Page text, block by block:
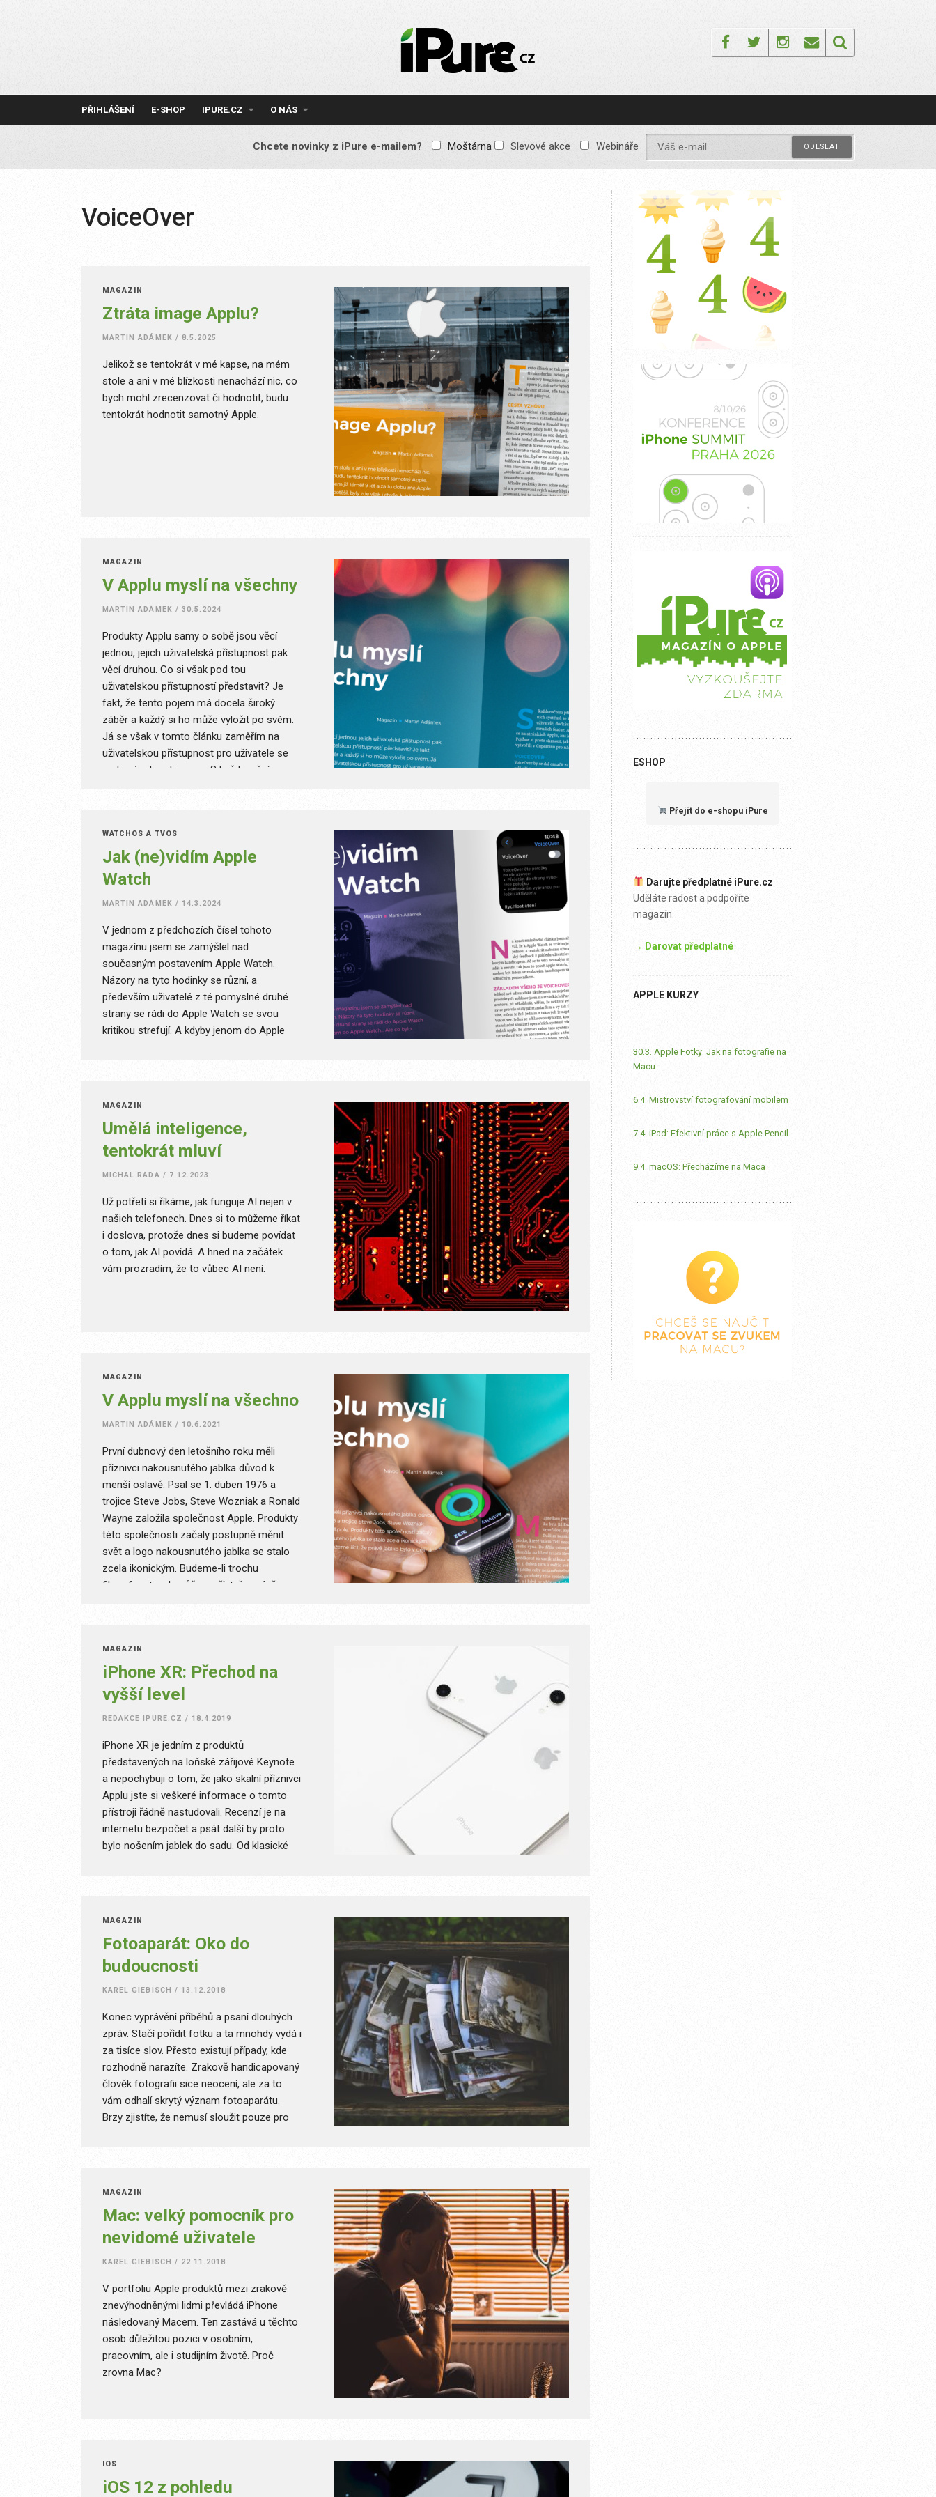
IPURE.CZ
Prémiový Apple e-
reklamy, žádné
obsah pro všechny
FacebookTwitterInstagram
Email
PŘIHLÁŠENÍ E-SHOP IPURE.CZ O NÁS
Chcete novinky z iPure e-mailem? Moštárna Slevové akce Webináře
VoiceOver
MAGAZÍN
Ztráta image Applu?
MARTIN ADÁMEK / 8.5.2025
Jelikož se tentokrát v mé kapse, na mém
stole a ani v mé blízkosti nenachází nic, co
bych mohl zrecenzovat či hodnotit, budu
tentokrát hodnotit samotný Apple.
MAGAZÍN
V Applu myslí na všechny
MARTIN ADÁMEK / 30.5.2024
Produkty Applu samy o sobě jsou věcí
jednou, jejich uživatelská přístupnost pak
věcí druhou. Co si však pod tou
uživatelskou přístupností představit? Je
fakt, že tento pojem má docela široký
záběr a každý si ho může vyložit po svém.
Já se však v tomto článku zaměřím na
uživatelskou přístupnost pro uživatele se
zrakovým handicapem. S každoročním
naznačují informace na stránkách Applu,
ani letos tomu nebude jinak. Pojďme si
proto shrnout, jaké uživatelské prostředí
vytvořili v Cupertinu pro nás „zrakáče“.
WATCHOS A TVOS
Jak (ne)vidím Apple
Watch
MARTIN ADÁMEK / 14.3.2024
V jednom z předchozích čísel tohoto
magazínu jsem se zamýšlel nad
současným postavením Apple Watch.
Názory na tyto hodinky se různí, a
především uživatelé z té pomyslné druhé
strany se rádi do Apple Watch se svou
kritikou strefují. A kdyby jenom do Apple
MAGAZÍN
Umělá inteligence,
tentokrát mluví
MICHAL RADA / 7.12.2023
Už potřetí si říkáme, jak funguje AI nejen v
našich telefonech. Dnes si to můžeme říkat
i doslova, protože dnes si budeme povídat
o tom, jak AI povídá. A hned na začátek
vám prozradím, že to vůbec AI není.
MAGAZÍN
V Applu myslí na všechno
MARTIN ADÁMEK / 10.6.2021
První dubnový den letošního roku měli
příznivci nakousnutého jablka důvod k
menší oslavě. Psal se 1. duben 1976 a
trojice Steve Jobs, Steve Wozniak a Ronald
Wayne založila společnost Apple. Produkty
této společnosti začaly postupně měnit
svět a logo nakousnutého jablka se stalo
zcela ikonickým. Budeme-li trochu
filozofovat, pak můžeme říct, že právě
MAGAZÍN
iPhone XR: Přechod na
vyšší level
REDAKCE IPURE.CZ / 18.4.2019
iPhone XR je jedním z produktů
představených na loňské zářijové Keynote
a nepochybuji o tom, že jako skalní příznivci
Applu jste si veškeré informace o tomto
přístroji řádně nastudovali. Recenzí je na
internetu bezpočet a psát další by proto
bylo nošením jablek do sadu. Od klasické
MAGAZÍN
Fotoaparát: Oko do
budoucnosti
KAREL GIEBISCH / 13.12.2018
Konec vyprávění příběhů a psaní dlouhých
zpráv. Stačí pořídit fotku a ta mnohdy vydá i
za tisíce slov. Přesto existují případy, kde
rozhodně narazíte. Zrakově handicapovaný
člověk fotografii sice neocení, ale za to
vám odhalí skrytý význam fotoaparátu.
Brzy zjistíte, že nemusí sloužit pouze pro
MAGAZÍN
Mac: velký pomocník pro
nevidomé uživatele
KAREL GIEBISCH / 22.11.2018
V portfoliu Apple produktů mezi zrakově
znevýhodněnými lidmi převládá iPhone
následovaný Macem. Ten zastává u těchto
osob důležitou pozici v osobním,
pracovním, ale i studijním životě. Proč
zrovna Mac?
IOS
iOS 12 z pohledu
ESHOP
Přejít do e-shopu iPure
Darujte předplatné iPure.cz
Uděláte radost a podpoříte
magazín.
→ Darovat předplatné
APPLE KURZY
30.3. Apple Fotky: Jak na fotografie na
Macu
6.4. Mistrovství fotografování mobilem
7.4. iPad: Efektivní práce s Apple Pencil
9.4. macOS: Přecházíme na Maca